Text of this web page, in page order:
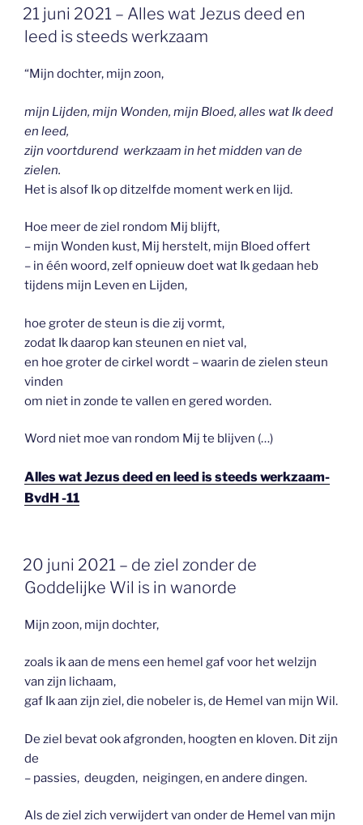
GEPLAATST
OP
21 juni 2021 – Alles wat Jezus deed en
leed is steeds werkzaam
“Mijn dochter, mijn zoon,
mijn Lijden, mijn Wonden, mijn Bloed, alles wat Ik deed
en leed,
zijn voortdurend werkzaam in het midden van de
zielen.
Het is alsof Ik op ditzelfde moment werk en lijd.
Hoe meer de ziel rondom Mij blijft,
– mijn Wonden kust, Mij herstelt, mijn Bloed offert
– in één woord, zelf opnieuw doet wat Ik gedaan heb
tijdens mijn Leven en Lijden,
hoe groter de steun is die zij vormt,
zodat Ik daarop kan steunen en niet val,
en hoe groter de cirkel wordt – waarin de zielen steun
vinden
om niet in zonde te vallen en gered worden.
Word niet moe van rondom Mij te blijven (…)
Alles wat Jezus deed en leed is steeds werkzaam-
BvdH -11
GEPLAATST
OP
20 juni 2021 – de ziel zonder de
Goddelijke Wil is in wanorde
Mijn zoon, mijn dochter,
zoals ik aan de mens een hemel gaf voor het welzijn
van zijn lichaam,
gaf Ik aan zijn ziel, die nobeler is, de Hemel van mijn Wil.
De ziel bevat ook afgronden, hoogten en kloven. Dit zijn
de
– passies, deugden, neigingen, en andere dingen.
Als de ziel zich verwijdert van onder de Hemel van mijn